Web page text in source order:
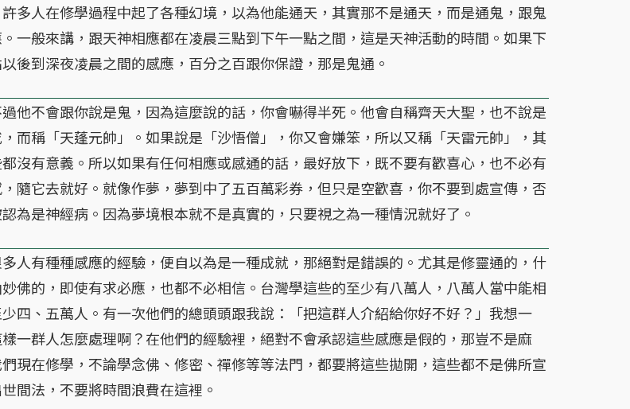
多人在修學過程中起了各種幻境，以為他能通天，其實那不是通天，而是通鬼，跟鬼
一般來講，跟天神相應都在凌晨三點到下午一點之間，這是天神活動的時間。如果下
後到深夜凌晨之間的感應，百分之百跟你保證，那是鬼通。
不會跟你說是鬼，因為這麼說的話，你會嚇得半死。他會自稱齊天大聖，也不說是
而稱「天蓬元帥」。如果說是「沙悟僧」，你又會嫌笨，所以又稱「天雷元帥」，其
沒有意義。所以如果有任何相應或感通的話，最好放下，既不要有歡喜心，也不必有
隨它去就好。就像作夢，夢到中了五百萬彩券，但只是空歡喜，你不要到處宣傳，否
為是神經病。因為夢境根本就不是真實的，只要視之為一種情況就好了。
有種種感應的經驗，便自以為是一種成就，那絕對是錯誤的。尤其是修靈通的，什
佛的，即使有求必應，也都不必相信。台灣學這些的至少有八萬人，八萬人當中能相
四、五萬人。有一次他們的總頭頭跟我說：「把這群人介紹給你好不好？」我想一
一群人怎麼處理啊？在他們的經驗裡，絕對不會承認這些感應是假的，那豈不是麻
現在修學，不論學念佛、修密、禪修等等法門，都要將這些拋開，這些都不是佛所宣
間法，不要將時間浪費在這裡。